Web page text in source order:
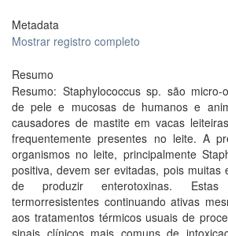
Metadata
Mostrar registro completo
Resumo
Resumo: Staphylococcus sp. são micro-
de pele e mucosas de humanos e
causadores de mastite em vacas
frequentemente presentes no leite. A
organismos no leite, principalmente
positiva, devem ser evitadas, pois muitas
de produzir enterotoxinas. Estas
termorresistentes continuando ativas
aos tratamentos térmicos usuais de
sinais clínicos mais comuns de